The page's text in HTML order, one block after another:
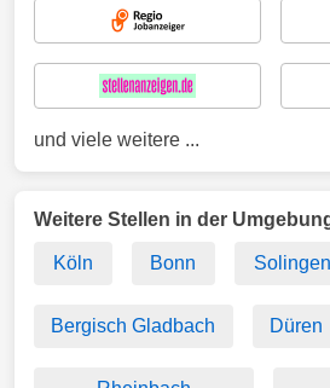
und viele weitere ...
Weitere Stellen in der
Köln Bonn Solingen
Bergisch Gladbach Düren